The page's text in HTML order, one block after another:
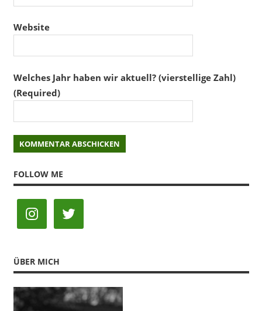
Website
Welches Jahr haben wir aktuell? (vierstellige Zahl)
(Required)
FOLLOW ME
ÜBER MICH